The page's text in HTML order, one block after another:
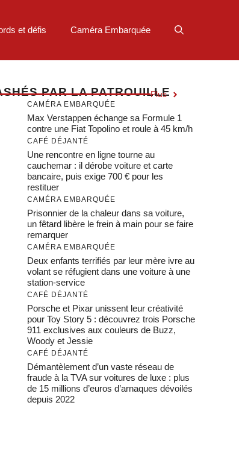
et défis Caméra Embarquée
PAR LA PATROUILLE
Plus
CAMÉRA EMBARQUÉE
Max Verstappen échange sa Formule 1
contre une Fiat Topolino et roule à 45 km/h
CAFÉ DÉJANTÉ
Une rencontre en ligne tourne au
cauchemar : il dérobe voiture et carte
bancaire, puis exige 700 € pour les
restituer
CAMÉRA EMBARQUÉE
Prisonnier de la chaleur dans sa voiture,
un fêtard libère le frein à main pour se faire
remarquer
CAMÉRA EMBARQUÉE
Deux enfants terrifiés par leur mère ivre au
volant se réfugient dans une voiture à une
station-service
CAFÉ DÉJANTÉ
Porsche et Pixar unissent leur créativité
pour Toy Story 5 : découvrez trois Porsche
911 exclusives aux couleurs de Buzz,
Woody et Jessie
CAFÉ DÉJANTÉ
Démantèlement d’un vaste réseau de
fraude à la TVA sur voitures de luxe : plus
de 15 millions d’euros d’arnaques dévoilés
depuis 2022